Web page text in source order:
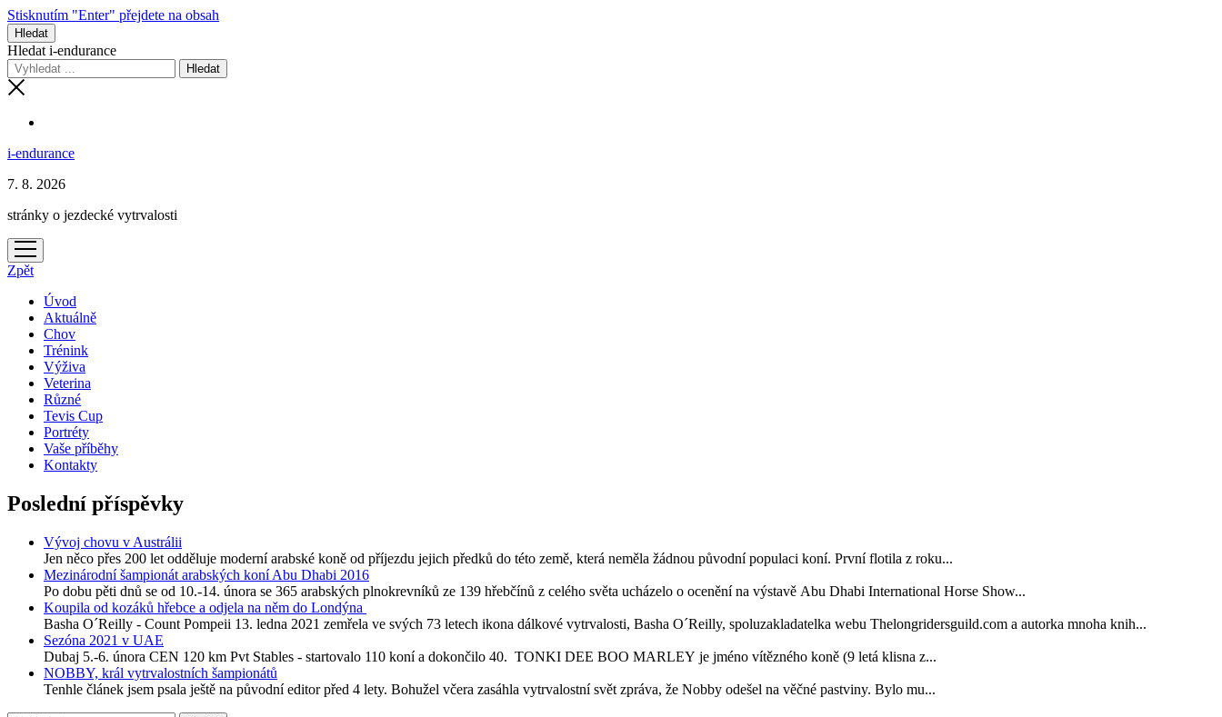
Stisknutím "Enter" přejdete na obsah
Hledat
Hledat i-endurance
i-endurance
7. 8. 2026
stránky o jezdecké vytrvalosti
otevřít
menu
Zpět
Úvod
Aktuálně
Chov
Trénink
Výživa
Veterina
Různé
Tevis Cup
Portréty
Vaše příběhy
Kontakty
Poslední příspěvky
Vývoj chovu v Austrálii
Jen něco přes 200 let odděluje moderní arabské koně od příjezdu jejich předků do této země, která neměla žádnou původní populaci koní. První flotila z roku...
Mezinárodní šampionát arabských koní Abu Dhabi 2016
Po dobu pěti dnů se od 10.-14. února se 365 arabských plnokrevníků ze 139 hřebčínů z celého světa ucházelo o ocenění na výstavě Abu Dhabi International Horse Show...
Koupila od kozáků hřebce a odjela na něm do Londýna
Basha O´Reilly - Count Pompeii 13. ledna 2021 zemřela ve svých 73 letech ikona dálkové vytrvalosti, Basha O´Reilly, spoluzakladatelka webu Thelongridersguild.com a autorka mnoha knih...
Sezóna 2021 v UAE
Dubaj 5.-6. února CEN 120 km Pvt Stables - startovalo 110 koní a dokončilo 40. TONKI DEE BOO MARLEY je jméno vítězného koně (9 letá klisna z...
NOBBY, král vytrvalostních šampionátů
Tenhle článek jsem psala ještě na původní editor před 4 lety. Bohužel včera zasáhla vytrvalostní svět zpráva, že Nobby odešel na věčné pastviny. Bylo mu...